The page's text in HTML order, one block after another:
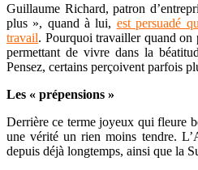
Guillaume Richard, patron
plus », quand à lui, est persuadé
travail. Pourquoi travailler quand on
permettant de vivre dans la
Pensez, certains perçoivent parfois
Les « prépensions »
Derrière ce terme joyeux qui fleure
une vérité un rien moins tendre.
depuis déjà longtemps, ainsi que la